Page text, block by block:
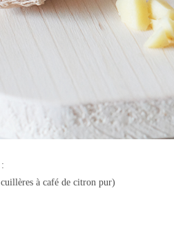
à café de citron pur)